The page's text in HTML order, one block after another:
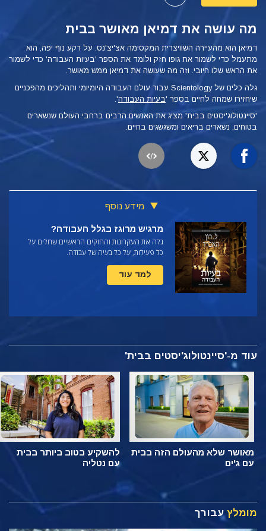
מה עושה את דמיאן מאושר בבית
דמיאן הוא מהעיירה השוויצרית המקסימה אצ'יצ'נס. על רקע נוף יפה, הוא
מתעמל כדי לשמור את גופו חזק ולומד את הספר 'בעיות העבודה' כדי לשמור
את הראש שלו חיובי. וזה מה שעושה את דמיאן ממש מאושר.
גלה כלים של Scientology עבור עולם העבודה היומיומי ותהליכים מהפכניים
שיחזירו שמחה לחיים בספר 'בעיות העבודה'.
'סיינטולוג'יסטים בבית' מציג את האנשים הרבים ברחבי העולם שנשארים
בטוחים, נשארים בריאים ומשגשגים בחיים.
מידע נוסף
מרגיש מרוגז בגלל העבודה?
גלה את העקרונות והחוקים הראשיים שחלים על
כל פעילות, על כל בעיה של עבודה.
למד עוד
עוד מ-'סיינטולוג'יסטים בבית'
מאושר שלא מהעולם הזה בבית
עם ג'ים
להשקיע בטוב ביותר בבית
עם נטליה
מומלץעבורך